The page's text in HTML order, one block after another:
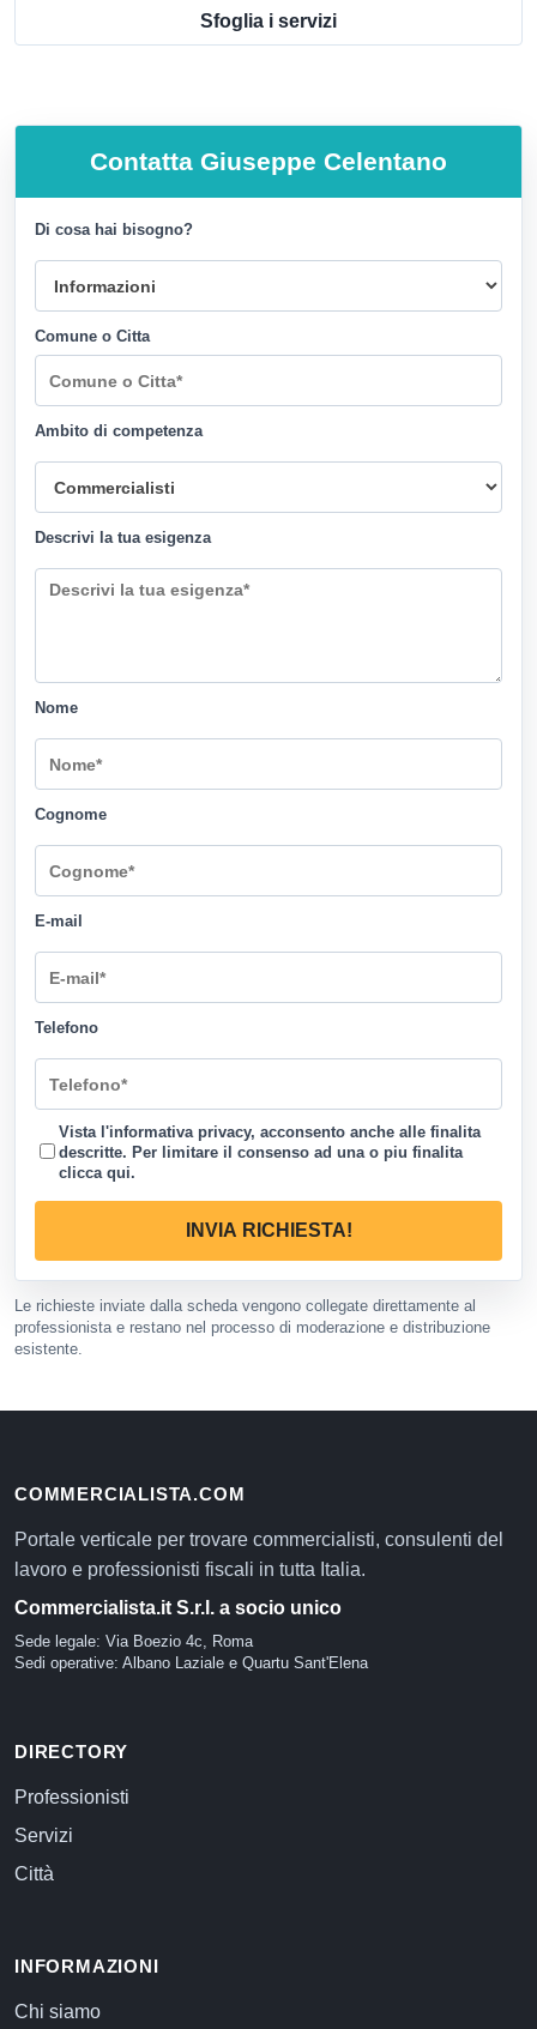
Sfoglia i servizi
Contatta Giuseppe Celentano
Di cosa hai bisogno?
Comune o Citta
Ambito di competenza
Descrivi la tua esigenza
Nome
Cognome
E-mail
Telefono
Vista l'informativa privacy, acconsento anche alle finalita
descritte. Per limitare il consenso ad una o piu finalita
clicca qui.
INVIA RICHIESTA!
Le richieste inviate dalla scheda vengono collegate direttamente al
professionista e restano nel processo di moderazione e distribuzione
esistente.
COMMERCIALISTA.COM
Portale verticale per trovare commercialisti, consulenti del
lavoro e professionisti fiscali in tutta Italia.
Commercialista.it S.r.l. a socio unico
Sede legale: Via Boezio 4c, Roma
Sedi operative: Albano Laziale e Quartu Sant'Elena
DIRECTORY
Professionisti
Servizi
Città
INFORMAZIONI
Chi siamo